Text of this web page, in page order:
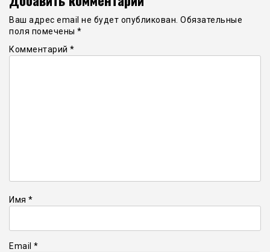
Ваш адрес email не будет опубликован. Обязательные
поля помечены *
Комментарий *
Имя *
Email *